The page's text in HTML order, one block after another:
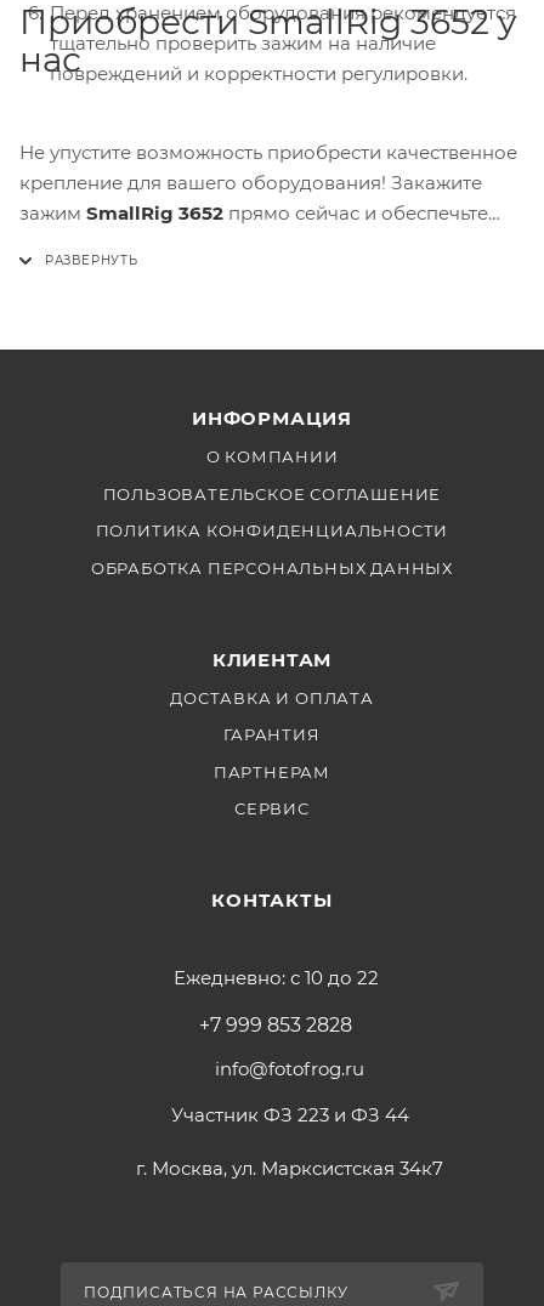
Перед хранением оборудования рекомендуется
тщательно проверить зажим на наличие
повреждений и корректности регулировки.
Приобрести SmallRig 3652 у
нас
Не упустите возможность приобрести качественное
крепление для вашего оборудования! Закажите
зажим SmallRig 3652 прямо сейчас и обеспечьте
ИНФОРМАЦИЯ
О КОМПАНИИ
ПОЛЬЗОВАТЕЛЬСКОЕ СОГЛАШЕНИЕ
ПОЛИТИКА КОНФИДЕНЦИАЛЬНОСТИ
ОБРАБОТКА ПЕРСОНАЛЬНЫХ ДАННЫХ
КЛИЕНТАМ
ДОСТАВКА И ОПЛАТА
ГАРАНТИЯ
ПАРТНЕРАМ
СЕРВИС
КОНТАКТЫ
Ежедневно: с 10 до 22
+7 999 853 2828
info@fotofrog.ru
Участник ФЗ 223 и ФЗ 44
г. Москва, ул. Марксистская 34к7
ПОДПИСАТЬСЯ НА РАССЫЛКУ